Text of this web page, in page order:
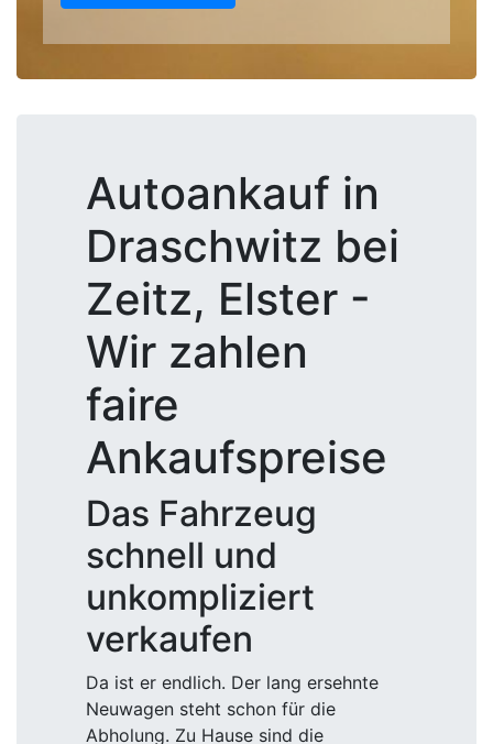
Autoankauf in
Draschwitz bei
Zeitz, Elster -
Wir zahlen
faire
Ankaufspreise
Das Fahrzeug
schnell und
unkompliziert
verkaufen
Da ist er endlich. Der lang ersehnte
Neuwagen steht schon für die
Abholung. Zu Hause sind die